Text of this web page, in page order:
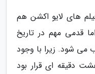
های لایو اکشن هم
قدمی مهم در تاریخ
می شود. زیرا با وجود
دقیقه ای قرار بود